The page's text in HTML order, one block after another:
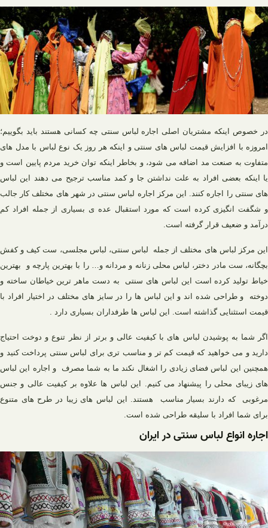
در خصوص اینکه مشتریان اصلی اجاره لباس سنتی چه کسانی هستند باید بگوییم؛
امروزه با افزایش قیمت لباس های سنتی و اینکه هر روز یک نوع لباس با مدل های
متفاوت به صنعت مد اضافه می شود، و بخاطر اینکه توان خرید مردم پایین است و
یا اینکه بعضی افراد به علت نداشتن جا و کمد مناسب ترجیح می دهند این لباس
های سنتی را اجاره کنند. این مرکز اجاره لباس سنتی در شهر های مختلف کار جالب
و شگفت انگیزی کرده است که مورد استقبال عده ی بسیاری از جمله افراد کم
درآمد و ضعیف قرار گرفته است.
این مرکز لباس های مختلف از جمله لباس سنتی، لباس مجلسی، ست کیف و کفش
بچگانه، ست مادر دختر، لباس محلی زنانه و مردانه و… را با بهترین پارچه و بهترین
خیاط تولید کرده است این لباس های سنتی به دست ماهر ترین خیاطان ساخته و
دوخته و طراحی شده اند و این لباس ها را در سایز های مختلف در اختیار افراد با
قیمت استثنایی گذاشته است. این لباس ها طرفداران بسیاری دارد .
اگر شما به پوشیدن لباس های با کیفیت عالی و برتر از نظر تنوع و دوخت احتیاج
دارید و می خواهید که قیمت کم تر و مناسب تری برای لباس سنتی پرداخت کنید و
همچنین این لباس فضای زیادی را اشغال نکند ما به شما مصرف و اجاره این لباس
های زیبای محلی را پیشنهاد می کنیم. این لباس ها علاوه بر کیفیت عالی و جنس
مرغوبی که دارند بسیار مناسب هستند. این لباس های زیبا در طرح های متنوع
برای شما افراد با سلیقه طراحی شده است.
اجاره انواع لباس سنتی در ایران